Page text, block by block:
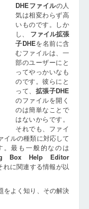
DHEファイルの人
気は相変わらず高
いものです。しか
し、 ファイル拡張
子DHEを名前に含
むファイルは、一
部のユーザーにと
ってやっかいなも
のです。彼らにと
って、 拡張子DHE
のファイルを開く
のは簡単なことで
はないからです。
それでも、ファイ
イルの種類に対応して
。最も一般的なのは
Box Help Editor
に関連する情報が以
をよく知り、その解決